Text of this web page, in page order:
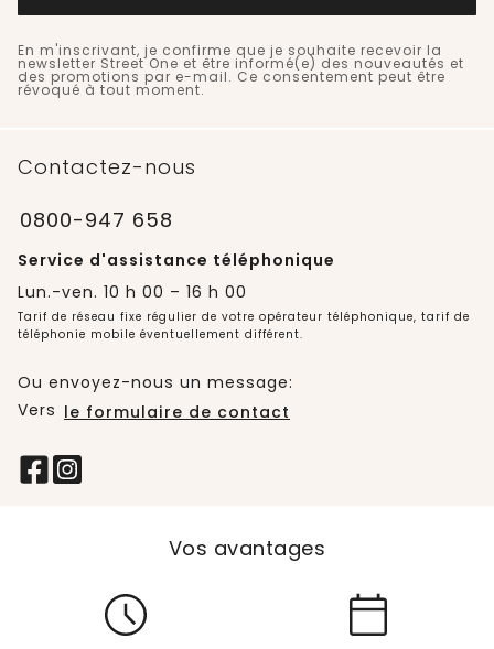
En m'inscrivant, je confirme que je souhaite recevoir la
newsletter Street One et être informé(e) des nouveautés et
des promotions par e-mail. Ce consentement peut être
révoqué à tout moment.
Contactez-nous
0800-947 658
Service d'assistance téléphonique
Lun.-ven. 10 h 00 – 16 h 00
Tarif de réseau fixe régulier de votre opérateur téléphonique, tarif de
téléphonie mobile éventuellement différent.
Ou envoyez-nous un message:
Vers le formulaire de contact
Vos avantages